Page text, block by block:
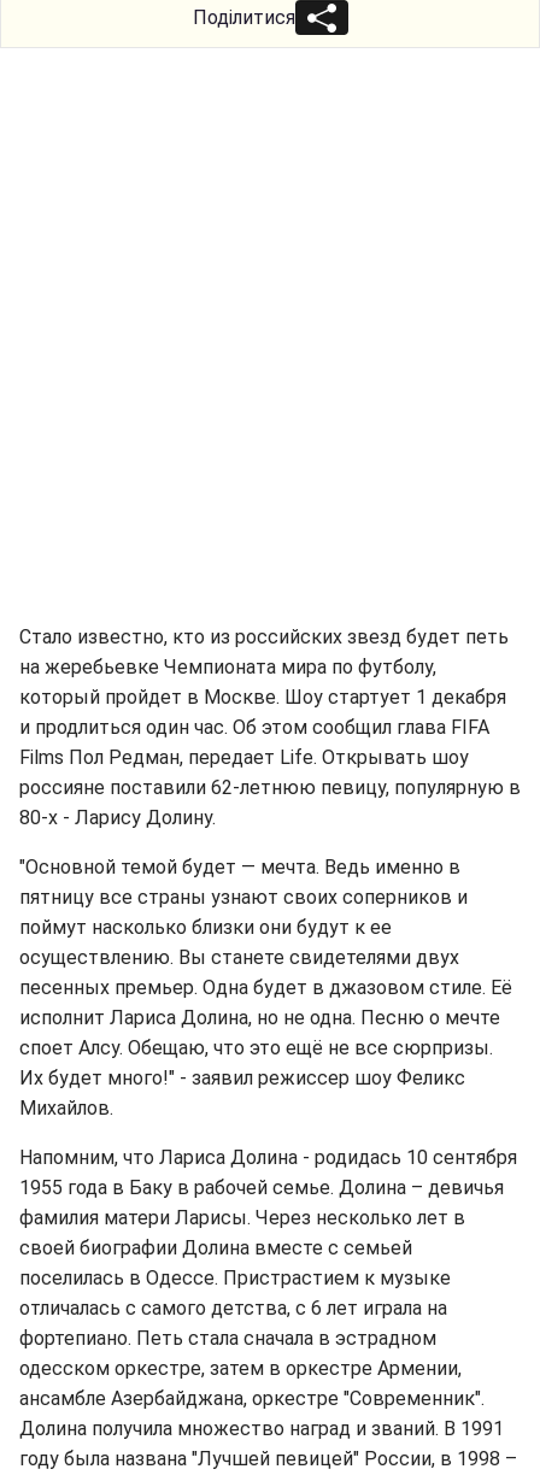
Поділитися
Стало известно, кто из российских звезд будет петь
на жеребьевке Чемпионата мира по футболу,
который пройдет в Москве. Шоу стартует 1 декабря
и продлиться один час. Об этом сообщил глава FIFA
Films Пол Редман, передает Life. Открывать шоу
россияне поставили 62-летнюю певицу, популярную в
80-х - Ларису Долину.
"Основной темой будет — мечта. Ведь именно в
пятницу все страны узнают своих соперников и
поймут насколько близки они будут к ее
осуществлению. Вы станете свидетелями двух
песенных премьер. Одна будет в джазовом стиле. Её
исполнит Лариса Долина, но не одна. Песню о мечте
споет Алсу. Обещаю, что это ещё не все сюрпризы.
Их будет много!" - заявил режиссер шоу Феликс
Михайлов.
Напомним, что Лариса Долина - родидась 10 сентября
1955 года в Баку в рабочей семье. Долина – девичья
фамилия матери Ларисы. Через несколько лет в
своей биографии Долина вместе с семьей
поселилась в Одессе. Пристрастием к музыке
отличалась с самого детства, с 6 лет играла на
фортепиано. Петь стала сначала в эстрадном
одесском оркестре, затем в оркестре Армении,
ансамбле Азербайджана, оркестре "Современник".
Долина получила множество наград и званий. В 1991
году была названа "Лучшей певицей" России, в 1998 –